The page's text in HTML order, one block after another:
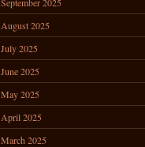
August 2025
July 2025
June 2025
May 2025
April 2025
March 2025